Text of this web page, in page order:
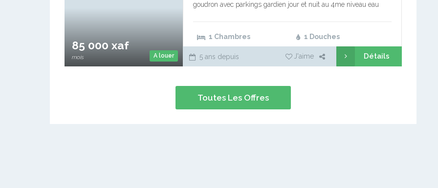
A louer
85 000 xaf
mois
goudron avec parkings gardien jour et nuit au 4me niveau eau
1 Chambres 1 Douches
5 ans depuis J'aime Détails
Toutes Les Offres